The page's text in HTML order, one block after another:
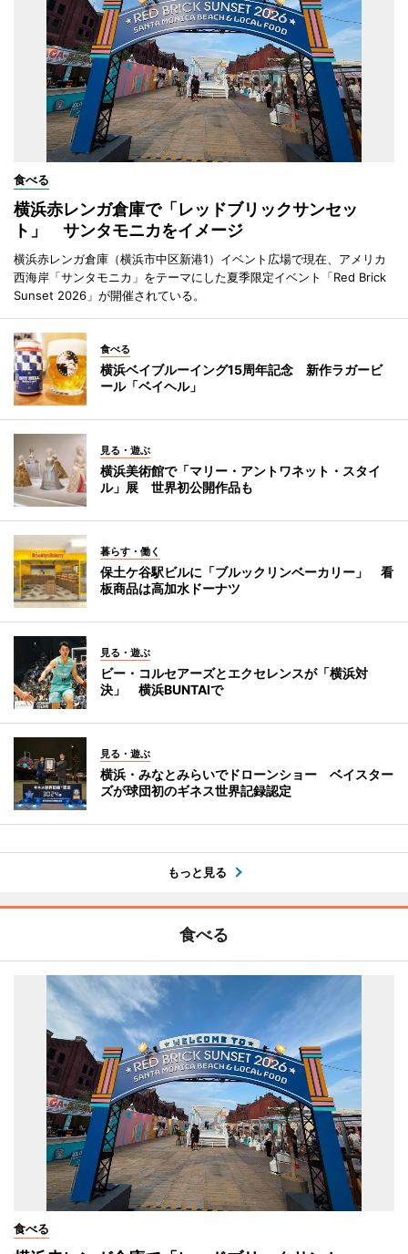
食べる
横浜赤レンガ倉庫で「レッドブリックサンセッ
ト」 サンタモニカをイメージ
横浜赤レンガ倉庫（横浜市中区新港1）イベント広場で現在、アメリカ
西海岸「サンタモニカ」をテーマにした夏季限定イベント「Red Brick
Sunset 2026」が開催されている。
食べる
横浜ベイブルーイング15周年記念 新作ラガービ
ール「ベイヘル」
見る・遊ぶ
横浜美術館で「マリー・アントワネット・スタイ
ル」展 世界初公開作品も
暮らす・働く
保土ケ谷駅ビルに「ブルックリンベーカリー」 看
板商品は高加水ドーナツ
見る・遊ぶ
ビー・コルセアーズとエクセレンスが「横浜対
決」 横浜BUNTAIで
見る・遊ぶ
横浜・みなとみらいでドローンショー ベイスター
ズが球団初のギネス世界記録認定
もっと見る
食べる
食べる